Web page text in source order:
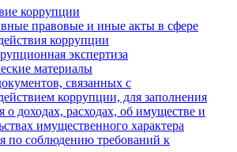
коррупции
правовые и иные акты в сфере
коррупции
экспертиза
материалы
связанных с
коррупции, для заполнения
о доходах, расходах, об имуществе и
имущественного характера
по соблюдению требований к